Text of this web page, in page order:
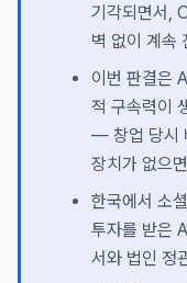
기각되면서,
벽 없이 계속
이번 판결은
적 구속력이
— 창업 당시
장치가 없으
한국에서 소
투자를 받은
서와 법인 정